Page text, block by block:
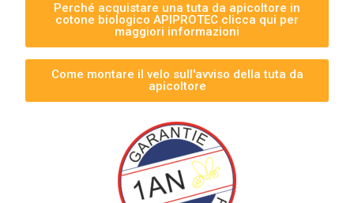
Perché acquistare una tuta da apicoltore in
cotone biologico APIPROTEC clicca qui per
maggiori informazioni
Come montare il velo sull'avviso della tuta da
apicoltore